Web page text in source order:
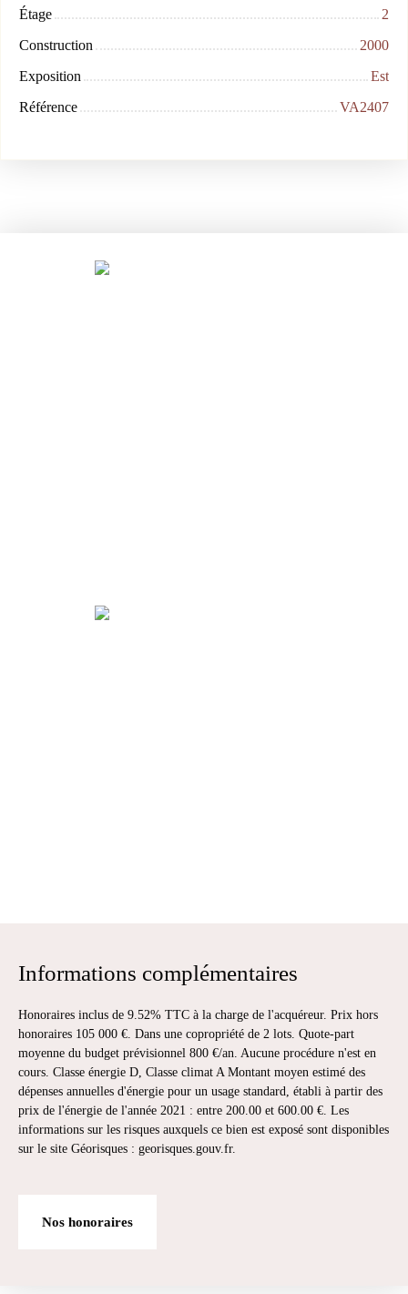
Étage
2
Construction
2000
Exposition
Est
Référence
VA2407
Informations complémentaires
Honoraires inclus de 9.52% TTC à la charge de l'acquéreur. Prix hors
honoraires 105 000 €. Dans une copropriété de 2 lots. Quote-part
moyenne du budget prévisionnel 800 €/an. Aucune procédure n'est en
cours. Classe énergie D, Classe climat A Montant moyen estimé des
dépenses annuelles d'énergie pour un usage standard, établi à partir des
prix de l'énergie de l'année 2021 : entre 200.00 et 600.00 €. Les
informations sur les risques auxquels ce bien est exposé sont disponibles
sur le site Géorisques : georisques.gouv.fr.
Nos honoraires